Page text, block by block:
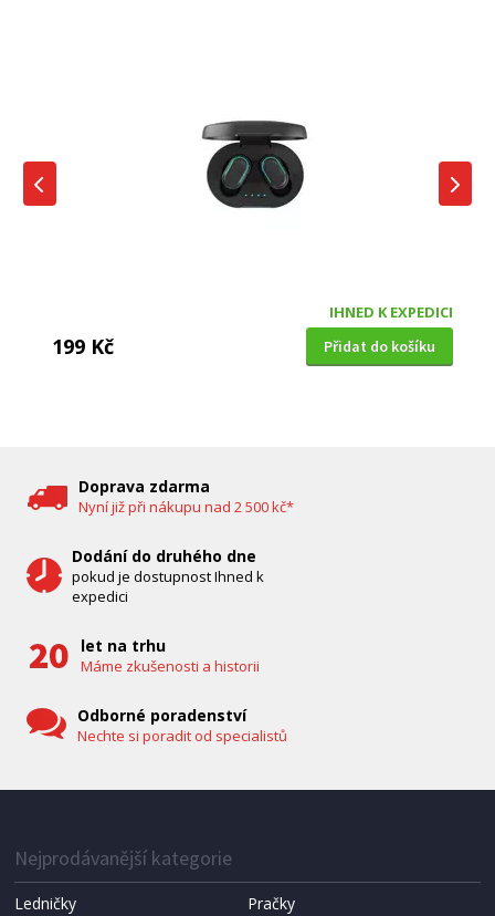
IHNED K EXPEDICI
199 Kč Přidat do košíku
Doprava zdarma
Nyní již při nákupu nad 2 500 kč*
Dodání do druhého dne
pokud je dostupnost Ihned k
expedici
let na trhu
Máme zkušenosti a historii
Odborné poradenství
Nechte si poradit od specialistů
Nejprodávanější kategorie
Ledničky Pračky